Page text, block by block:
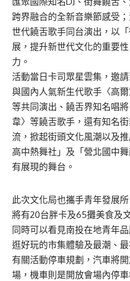
跨界融合的全新音樂節感受
世代饒舌歌手同台演出，以
展，提升新世代文化的重要
力。
活動當日卡司眾星雲集，邀請
與國內人氣新生代歌手〈高
等共同演出、饒舌界知名唱
韋〉等饒舌歌手，還有知名
流，掀起街頭文化風潮以及
高中熱舞社」及「營北國中
有展現的舞台。
此次文化局也攜手青年發展
將有20台胖卡及65攤美食及
同時可以看見南投在地青年
逛好玩的市集體驗及最潮、
有關活動停車規劃，汽車將
場，機車則是開放會場內停